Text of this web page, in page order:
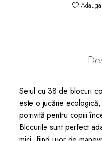
Setul cu 38 de blocuri
este o jucărie
potrivită pentru copiii
Blocurile sunt perfect